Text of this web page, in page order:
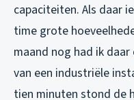
capaciteiten. Als daar
time grote
maand nog had ik
van een industriële
tien minuten stond de